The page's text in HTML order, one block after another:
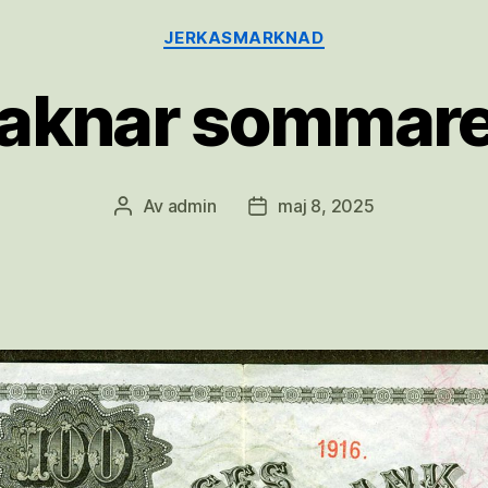
Kategorier
JERKASMARKNAD
Inläggsförfattare
Av admin Inläggsdatum
maj 8, 2025